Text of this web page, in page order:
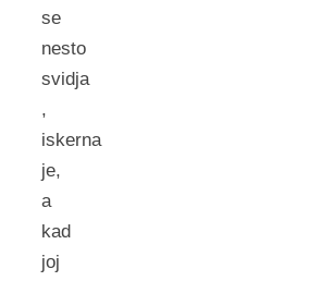
se
nesto
svidja
,
iskerna
je,
a
kad
joj